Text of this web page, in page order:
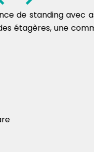
de standing
étagères, une